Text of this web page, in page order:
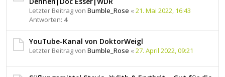
Letzter Beitrag von Bumble_Rose « 21. Mai 2022, 16:43
Antworten: 4
YouTube-Kanal von DoktorWeigl
Letzter Beitrag von Bumble_Rose « 27. April 2022, 09:21